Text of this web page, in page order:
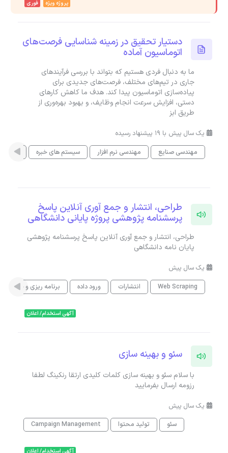
پروژه ویژه فوری
دستیار تحقیق در زمینه شناسایی فرصت‌های
اتوماسیون آماده
ما به دنبال فردی هستیم که بتواند با بررسی فرآیندهای
جاری در تیم‌های مختلف، فرصت‌های جدیدی برای
پیاده‌سازی اتوماسیون پیدا کند. هدف ما کاهش کارهای
دستی، افزایش سرعت انجام وظایف، و بهبود بهره‌وری از
طریق ابز
یک سال پیش با 19 پیشنهاد رسیده
مهندسی صنایع
مهندسی نرم افزار سیستم های خبره هوش
طراحی، انتشار و جمع آوری آنلاین پاسخ
پرسشنامه پژوهشی پروژه پایانی دانشگاهی
طراحی، انتشار و جمع آوری آنلاین پاسخ پرسشنامه پژوهشی
پایان نامه دانشگاهی
یک سال پیش
Web Scraping
انتشارات ورود داده برنامه ریزی و خرید
آگهی استخدام/ اعلان
سئو و بهینه سازی
با سلام سئو و بهینه سازی کلمات کلیدی ارتقا رنکینگ لطفا
رزومه ارسال بفرمایید
یک سال پیش
سئو
تولید محتوا Campaign Management
آگهی استخدام/ اعلان